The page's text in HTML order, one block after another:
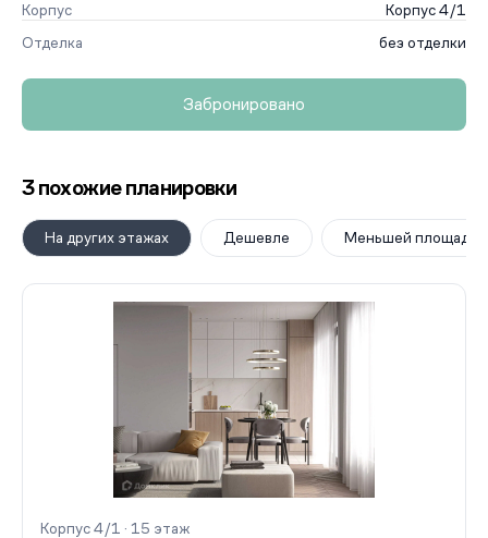
Корпус
Корпус 4/1
Отделка
без отделки
Забронировано
3 похожие планировки
На других этажах Дешевле Меньшей площади
Корпус 4/1 · 15 этаж